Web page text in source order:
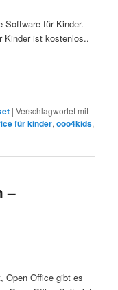
für Kinder.
Kinder ist kostenlos..
|Verschlagwortet mit
für kinder,ooo4kids,
–
Open Office gibt es